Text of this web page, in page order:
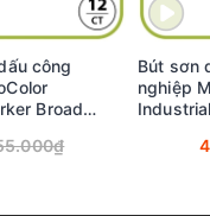
rõ ràng trên nhiều
khô, không thấm
công
Broad
Bút sơn
nghiệp